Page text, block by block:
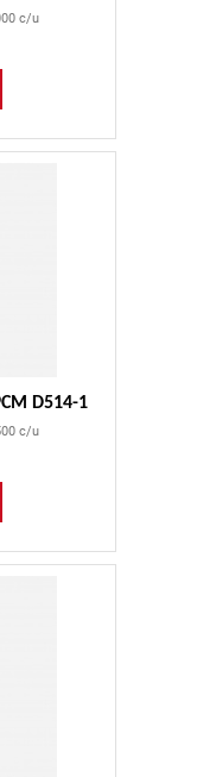
c/u
D514-1
c/u